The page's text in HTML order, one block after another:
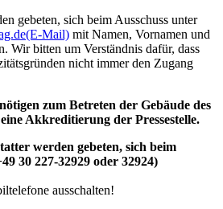
gebeten, sich beim Ausschuss unter
(E-Mail) mit Namen, Vornamen und
Wir bitten um Verständnis dafür, dass
nicht immer den Zugang
zum Betreten der Gebäude des
Akkreditierung der Pressestelle.
werden gebeten, sich beim
30 227-32929 oder 32924)
ausschalten!